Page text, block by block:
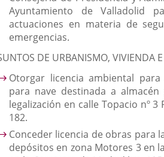
Ayuntamiento de Valladolid
actuaciones en materia de
emergencias.
DE URBANISMO, VIVIENDA
Otorgar licencia ambiental
para nave destinada a
legalización en calle Topacio nº
182.
Conceder licencia de obras para
depósitos en zona Motores 3 en